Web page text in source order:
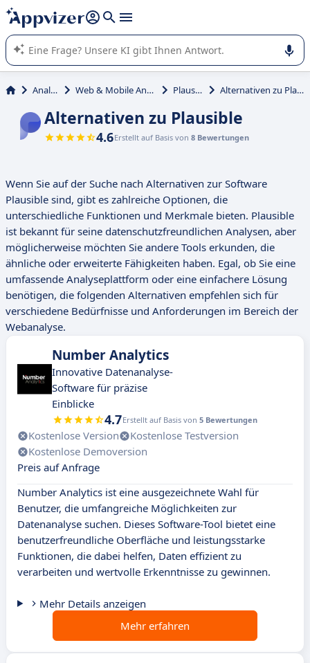
beantworten (mehrere Zeilen mit
Die KI von Appvizer führt Sie bei der Nutzung oder Auswahl
von SaaS-Software in Unternehmen.
Analyse Web & Mobile Analytics Plausible Alternativen zu Plausible
Alternativen zu Plausible
4.6Erstellt auf Basis von 8 Bewertungen
Wenn Sie auf der Suche nach Alternativen zur Software
Plausible sind, gibt es zahlreiche Optionen, die
unterschiedliche Funktionen und Merkmale bieten. Plausible
ist bekannt für seine datenschutzfreundlichen Analysen, aber
möglicherweise möchten Sie andere Tools erkunden, die
ähnliche oder erweiterte Fähigkeiten haben. Egal, ob Sie eine
umfassende Analyseplattform oder eine einfachere Lösung
benötigen, die folgenden Alternativen empfehlen sich für
verschiedene Bedürfnisse und Anforderungen im Bereich der
Webanalyse.
Number Analytics
Innovative Datenanalyse-
Software für präzise
Einblicke
4.7Erstellt auf Basis von 5 Bewertungen
Kostenlose Version
Kostenlose Testversion
Kostenlose Demoversion
Preis auf Anfrage
Number Analytics ist eine ausgezeichnete Wahl für
Benutzer, die umfangreiche Möglichkeiten zur
Datenanalyse suchen. Dieses Software-Tool bietet eine
benutzerfreundliche Oberfläche und leistungsstarke
Funktionen, die dabei helfen, Daten effizient zu
verarbeiten und wertvolle Erkenntnisse zu gewinnen.
Mehr Details anzeigen
Mehr erfahren